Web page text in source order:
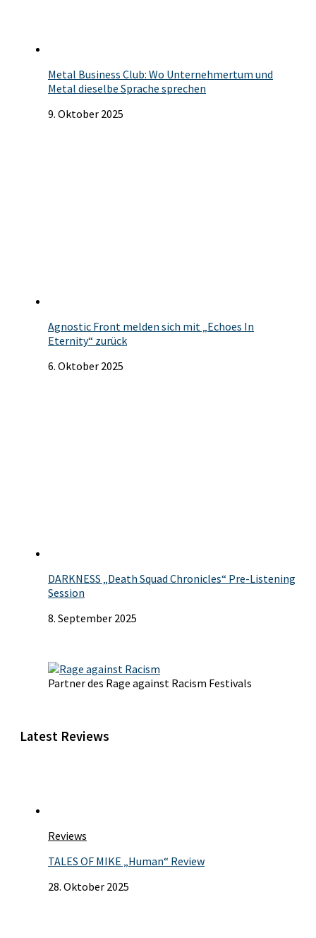
Metal Business Club: Wo Unternehmertum und
Metal dieselbe Sprache sprechen
9. Oktober 2025
Agnostic Front melden sich mit „Echoes In
Eternity“ zurück
6. Oktober 2025
DARKNESS „Death Squad Chronicles“ Pre-Listening
Session
8. September 2025
Partner des Rage against Racism Festivals
Latest Reviews
Reviews
TALES OF MIKE „Human“ Review
28. Oktober 2025